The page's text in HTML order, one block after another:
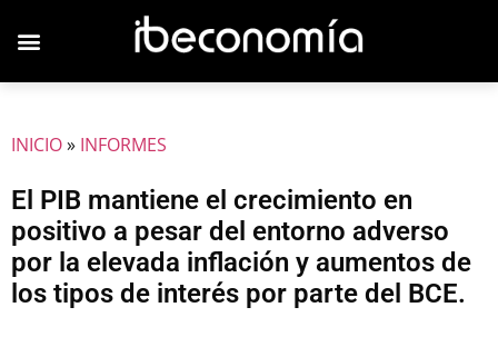
INICIO» INFORMES
El PIB mantiene el crecimiento en
positivo a pesar del entorno adverso
por la elevada inflación y aumentos de
los tipos de interés por parte del BCE.